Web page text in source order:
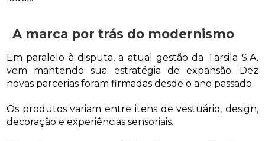
A marca por trás do modernismo
Em paralelo à disputa, a atual gestão da Tarsila S.A.
vem mantendo sua estratégia de expansão. Dez
novas parcerias foram firmadas desde o ano passado.
Os produtos variam entre itens de vestuário, design,
decoração e experiências sensoriais.